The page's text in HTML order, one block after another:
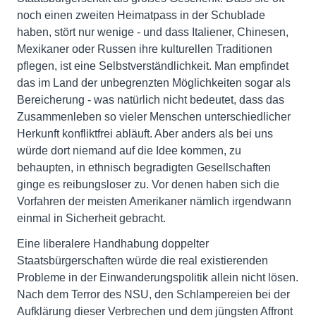
noch einen zweiten Heimatpass in der Schublade
haben, stört nur wenige - und dass Italiener, Chinesen,
Mexikaner oder Russen ihre kulturellen Traditionen
pflegen, ist eine Selbstverständlichkeit. Man empfindet
das im Land der unbegrenzten Möglichkeiten sogar als
Bereicherung - was natürlich nicht bedeutet, dass das
Zusammenleben so vieler Menschen unterschiedlicher
Herkunft konfliktfrei abläuft. Aber anders als bei uns
würde dort niemand auf die Idee kommen, zu
behaupten, in ethnisch begradigten Gesellschaften
ginge es reibungsloser zu. Vor denen haben sich die
Vorfahren der meisten Amerikaner nämlich irgendwann
einmal in Sicherheit gebracht.
Eine liberalere Handhabung doppelter
Staatsbürgerschaften würde die real existierenden
Probleme in der Einwanderungspolitik allein nicht lösen.
Nach dem Terror des NSU, den Schlampereien bei der
Aufklärung dieser Verbrechen und dem jüngsten Affront